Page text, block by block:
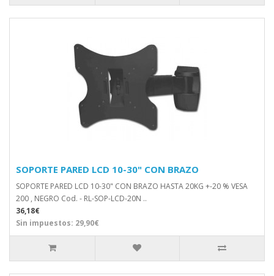
SOPORTE PARED LCD 10-30" CON BRAZO
SOPORTE PARED LCD 10-30" CON BRAZO HASTA 20KG +-20 % VESA
200 , NEGRO Cod. - RL-SOP-LCD-20N ..
36,18€
Sin impuestos: 29,90€